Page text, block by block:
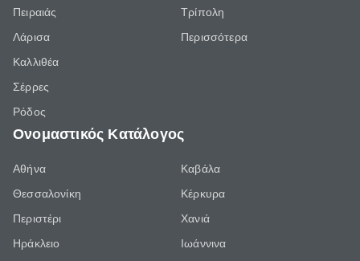
Πειραιάς
Λάρισα
Καλλιθέα
Σέρρες
Ρόδος
Τρίπολη
Περισσότερα
Ονομαστικός Κατάλογος
Αθήνα
Θεσσαλονίκη
Περιστέρι
Ηράκλειο
Καβάλα
Κέρκυρα
Χανιά
Ιωάννινα